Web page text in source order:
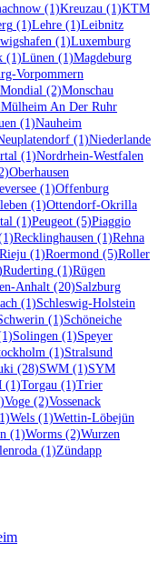
(1)Kreuzau (1)KTM
(1)Lehre (1)Leibnitz
(1)Luxemburg
(1)Lünen (1)Magdeburg
Vorpommern
Mondial (2)Monschau
Mülheim An Der Ruhr
(1)Nauheim
(1)Niederlande
(1)Nordrhein-Westfalen
Oberhausen
(1)Offenburg
(1)Ottendorf-Okrilla
(1)Peugeot (5)Piaggio
Recklinghausen (1)Rehna
Rieju (1)Roermond (5)Roller
Ruderting (1)Rügen
Anhalt (20)Salzburg
(1)Schleswig-Holstein
(1)Schöneiche
Solingen (1)Speyer
(1)Stralsund
(28)SWM (1)SYM
(1)Torgau (1)Trier
Voge (2)Vossenack
Wels (1)Wettin-Löbejün
(1)Worms (2)Wurzen
(1)Zündapp